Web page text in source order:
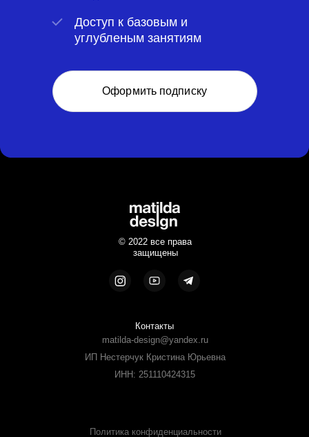
Доступ к базовым и
углубленым занятиям
Оформить подписку
© 2022 все права
защищены
Политика конфиденциальности
Контакты
matilda-design@yandex.ru
ИП Нестерчук Кристина Юрьевна
ИНН: 251110424315